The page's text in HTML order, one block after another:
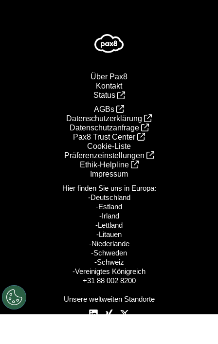
Über Pax8
Kontakt
Status
AGBs
Datenschutzerklärung
Datenschutzanfrage
Pax8 Trust Center
Cookie-Liste
Präferenzeinstellungen
Ethik‑Helpline
Impressum
Hier finden Sie uns in Europa:
-Deutschland
-Estland
-Irland
-Lettland
-Litauen
-Niederlande
-Schweden
-Schweiz
-Vereinigtes Königreich
+31 88 002 8200
Unsere weltweiten Standorte